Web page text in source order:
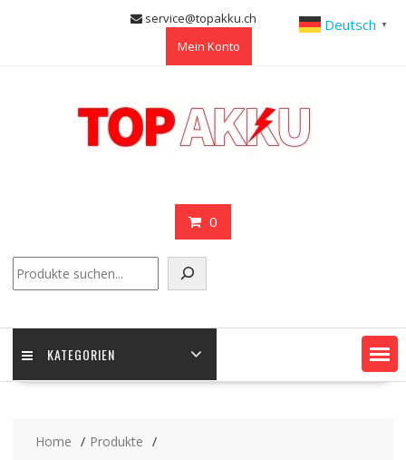
service@topakku.ch
Mein Konto
0
KATEGORIEN
Home
Produkte
Deutsch ▼